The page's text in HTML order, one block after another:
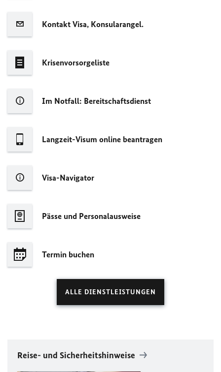
Kontakt Visa, Konsularangel.
Krisenvorsorgeliste
Im Notfall: Bereitschaftsdienst
Langzeit-Visum online beantragen
Visa-Navigator
Pässe und Personalausweise
Termin buchen
ALLE DIENSTLEISTUNGEN
Reise- und Sicherheitshinweise